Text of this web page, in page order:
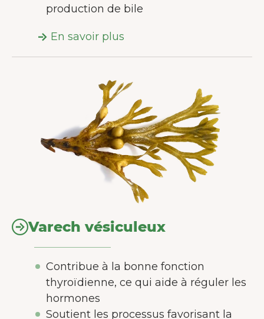
production de bile
En savoir plus
Varech vésiculeux
Contribue à la bonne fonction
thyroïdienne, ce qui aide à réguler les
hormones
Soutient les processus favorisant la